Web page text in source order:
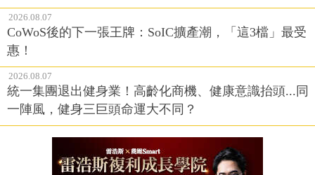
2026.08.07
CoWoS後的下一張王牌：SoIC擴產潮，「這3檔」最受
惠！
2026.08.07
統一集團退出健身業！高齡化商機、健康意識抬頭...同
一陣風，健身三巨頭命運大不同？